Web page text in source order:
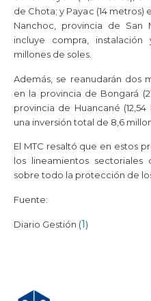
de Chota; y Payac (14 metros)
Nanchoc, provincia de San
incluye compra,
millones de soles.
Además, se reanudarán dos
en la provincia de Bongará
provincia de Huancané
una inversión total de 8,6
El MTC resaltó que en estos
los lineamientos
sobre todo la protección de
Fuente:
Diario Gestión (1)